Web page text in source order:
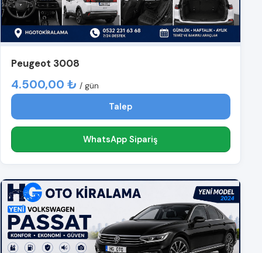
Peugeot 3008
4.500,00 ₺ / gün
Talep
WhatsApp Sipariş